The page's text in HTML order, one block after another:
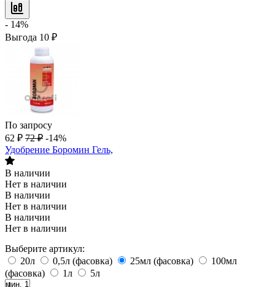
- 14%
Выгода 10 ₽
По запросу
62 ₽ 72 ₽ -14%
Удобрение Боромин Гель,
В наличии
Нет в наличии
В наличии
Нет в наличии
В наличии
Нет в наличии
Выберите артикул:
20л
0,5л (фасовка) 25мл (фасовка)
100мл
(фасовка)
1л 5л
мин. 1